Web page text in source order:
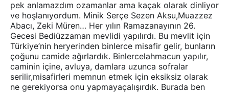
pek anlamazdım ozamanlar ama kaçak olarak dinliyor
ve hoşlanıyordum. Minik Serçe Sezen Aksu,Muazzez
Abacı, Zeki Müren… Her yılın Ramazanayının 26.
Gecesi Bediüzzaman mevlidi yapılırdı. Bu mevlit için
Türkiye’nin heryerinden binlerce misafir gelir, bunların
çoğunu camide ağırlardık. Binlercelahmacun yapılır,
caminin içine, avluya, damlara uzunca sofralar
serilir,misafirleri memnun etmek için eksiksiz olarak
ne gerekiyorsa onu yapmayaçalışırdık. Burada ben